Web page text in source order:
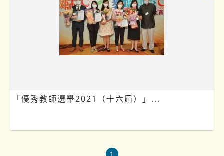
「優秀教師選舉2021（十六屆）」...
1